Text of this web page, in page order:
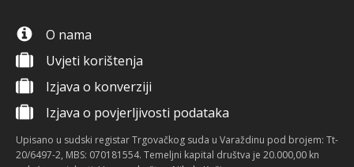
O nama
Uvjeti korištenja
Izjava o konverziji
Izjava o povjerljivosti podataka
Upisano u sudski registar Trgovačkog suda u Varaždinu pod brojem: Tt-
20/6497-2, MBS: 070181554. Temeljni kapital društva je 20.000,00 kn